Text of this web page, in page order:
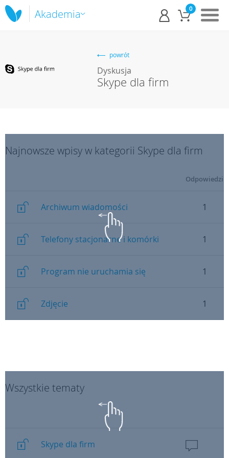
Akademia 0
powrót
Dyskusja
Skype dla firm
Najnowsze wpisy w kategorii Skype dla firm
Odpowiedzi
Archiwum wiadomości 1
Telefony stacjonarne i komórki 1
Program nie uruchamia się 1
Zdjęcie 1
Wszystkie tematy
Skype dla firm